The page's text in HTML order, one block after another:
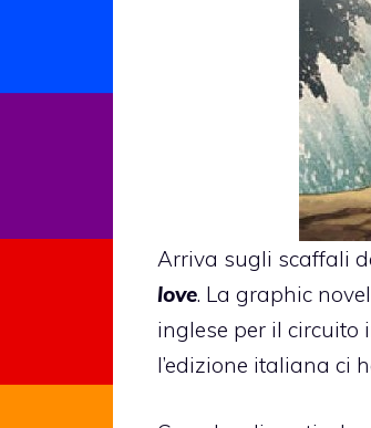
Arriva sugli scaffali
love. La graphic
inglese per il circuito
l’edizione italiana ci